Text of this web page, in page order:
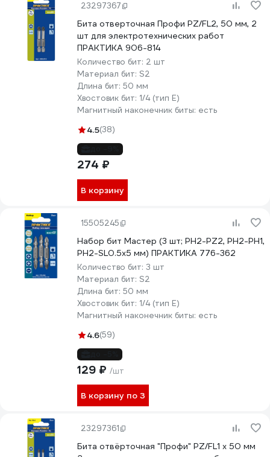
23297367
Бита отверточная Профи PZ/FL2, 50 мм, 2
шт для электротехнических работ
ПРАКТИКА 906-814
Количество бит: 2 шт
Материал бит: S2
Длина бит: 50 мм
Хвостовик бит: 1/4 (тип Е)
Магнитный наконечник биты: есть
4.5(38)
274 ₽
В корзину
15505245
Набор бит Мастер (3 шт; PH2-PZ2, PH2-PH1,
PH2-SL0.5x5 мм) ПРАКТИКА 776-362
Количество бит: 3 шт
Материал бит: S2
Длина бит: 50 мм
Хвостовик бит: 1/4 (тип Е)
Магнитный наконечник биты: есть
4.6(59)
129 ₽ /шт
В корзину по 3
23297361
Бита отвёрточная "Профи" PZ/FL1 x 50 мм